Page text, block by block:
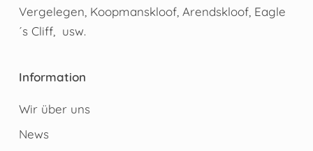
Vergelegen, Koopmanskloof, Arendskloof, Eagle
´s Cliff, usw.
Information
Wir über uns
News